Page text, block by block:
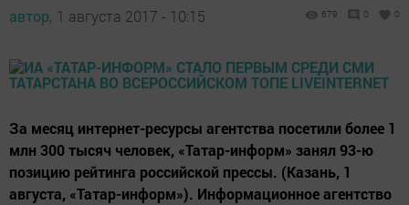
автор, 1 августа 2017 - 10:15 679 0 0
За месяц интернет-ресурсы агентства посетили более 1
млн 300 тысяч человек, «Татар-информ» занял 93-ю
позицию рейтинга российской прессы. (Казань, 1
августа, «Татар-информ»). Информационное агентство